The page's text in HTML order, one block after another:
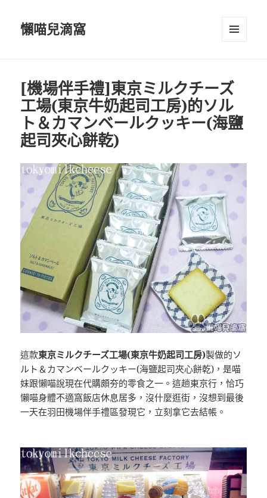
懶喵兒滴窩
[機場伴手禮]東京ミルクチーズ
工場(東京牛奶起司工房)的ソル
ト＆カマンベールクッキー(海鹽
起司夾心餅乾)
這款東京ミルクチーズ工場(東京牛奶起司工房)製做的ソ
ルト＆カマンベールクッキー(海鹽起司夾心餅乾)，是喵
妹跟懶喵說現在代購頗夯的零食之一。這趟東京行，恰巧
懶喵身體不適窩飯店休息居多，沒什麼逛街，沒想到最後
一天在羽田機場伴手禮區發現它，立刻拿它去結帳。